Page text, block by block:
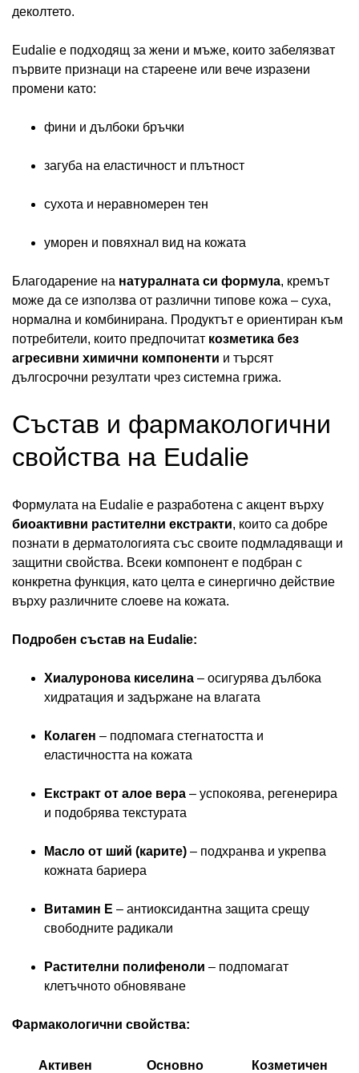
деколтето.
Eudalie е подходящ за жени и мъже, които забелязват
първите признаци на стареене или вече изразени
промени като:
фини и дълбоки бръчки
загуба на еластичност и плътност
сухота и неравномерен тен
уморен и повяхнал вид на кожата
Благодарение на натуралната си формула, кремът
може да се използва от различни типове кожа – суха,
нормална и комбинирана. Продуктът е ориентиран към
потребители, които предпочитат козметика без
агресивни химични компоненти и търсят
дългосрочни резултати чрез системна грижа.
Състав и фармакологични
свойства на Eudalie
Формулата на Eudalie е разработена с акцент върху
биоактивни растителни екстракти, които са добре
познати в дерматологията със своите подмладяващи и
защитни свойства. Всеки компонент е подбран с
конкретна функция, като целта е синергично действие
върху различните слоеве на кожата.
Подробен състав на Eudalie:
Хиалуронова киселина – осигурява дълбока
хидратация и задържане на влагата
Колаген – подпомага стегнатостта и
еластичността на кожата
Екстракт от алое вера – успокоява, регенерира
и подобрява текстурата
Масло от ший (карите) – подхранва и укрепва
кожната бариера
Витамин Е – антиоксидантна защита срещу
свободните радикали
Растителни полифеноли – подпомагат
клетъчното обновяване
Фармакологични свойства:
Активен
Основно
Козметичен